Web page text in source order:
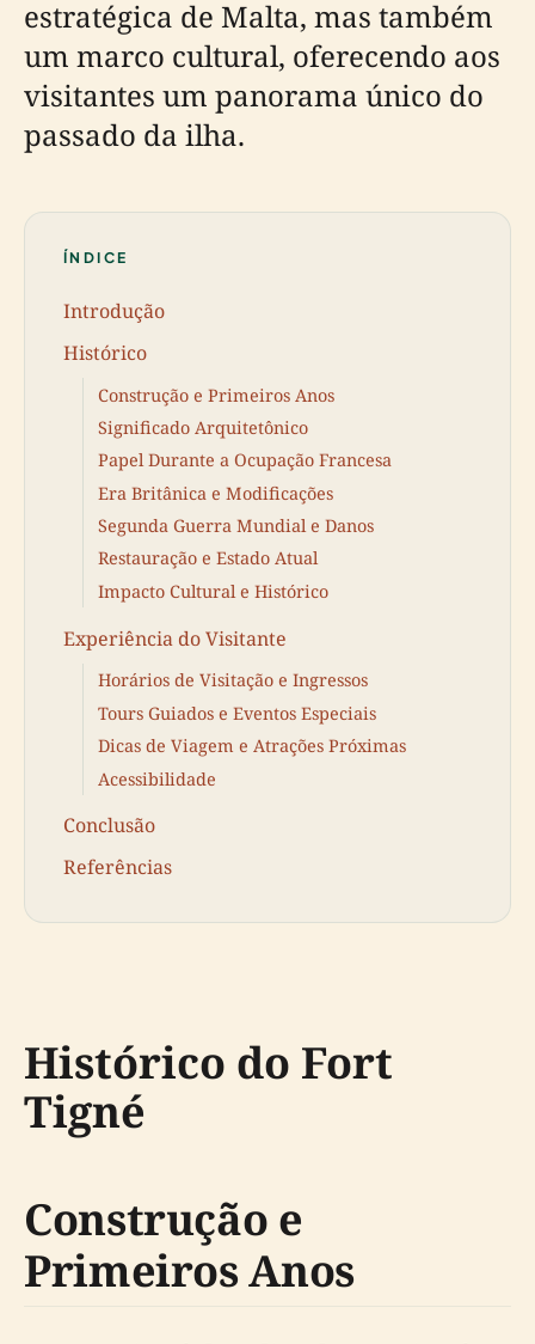
estratégica de Malta, mas também
um marco cultural, oferecendo aos
visitantes um panorama único do
passado da ilha.
ÍNDICE
Introdução
Histórico
Construção e Primeiros Anos
Significado Arquitetônico
Papel Durante a Ocupação Francesa
Era Britânica e Modificações
Segunda Guerra Mundial e Danos
Restauração e Estado Atual
Impacto Cultural e Histórico
Experiência do Visitante
Horários de Visitação e Ingressos
Tours Guiados e Eventos Especiais
Dicas de Viagem e Atrações Próximas
Acessibilidade
Conclusão
Referências
Histórico do Fort
Tigné
Construção e
Primeiros Anos